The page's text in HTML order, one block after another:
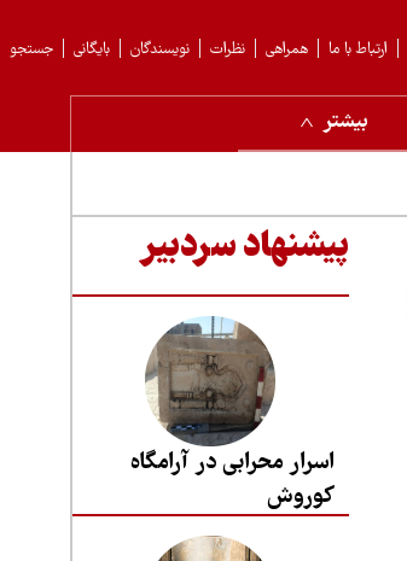
جستجو بایگانی نویسندگان نظرات همراهی ارتباط با ما
بیشتر
پیشنهاد سردبیر
اسرار محرابی در آرامگاه
کوروش